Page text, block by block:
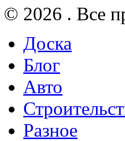
© 2026 . Все
Доска
Блог
Авто
Разное